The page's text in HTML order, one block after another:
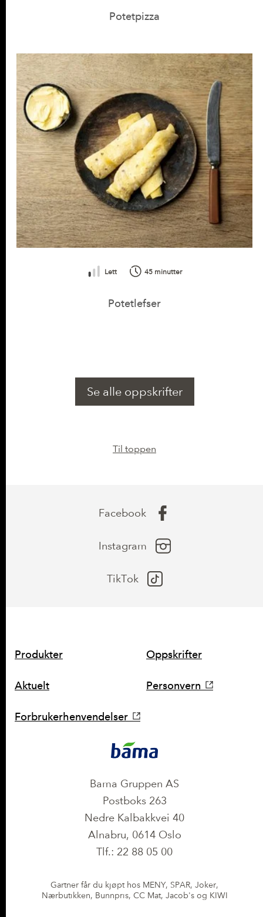
487,59 mg
Fosfor (P) 133,84 mg(19% *)
Magnesium (Mg) 19,91 mg(5% *)
Jern (Fe) 0,68 mg(4% *)
Sink (Zn) 0,94 mg (9% *)
Kobber (Cu) 0,08 mg(8% *)
Selen (Se) 2,52 µg (4% *)
Potetpizza
Lett 45 minutter
Potetlefser
Se alle oppskrifter
Til toppen
Facebook
Instagram
TikTok
Bama Gruppen AS
Postboks 263
Nedre Kalbakkvei 40
Alnabru, 0614 Oslo
Tlf.: 22 88 05 00
SNARVEIER
Produkter Oppskrifter
Aktuelt Personvern
Forbrukerhenvendelser
Gartner får du kjøpt hos MENY, SPAR, Joker,
Nærbutikken, Bunnpris, CC Mat, Jacob's og KIWI